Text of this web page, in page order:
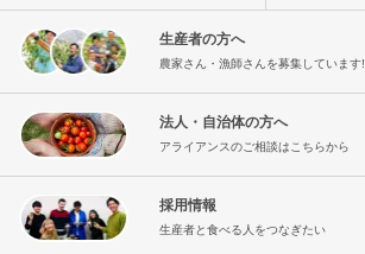
生産者の方へ
農家さん・漁師さんを募集しています!
法人・自治体の方へ
アライアンスのご相談はこちらから
採用情報
生産者と食べる人をつなぎたい